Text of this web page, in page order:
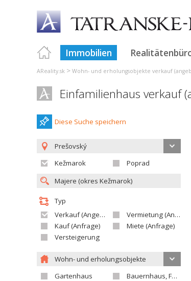
Immobilien
AReality.sk > Wohn- und erholungsobjekte verkauf
Einfamilienhaus verkauf
Diese Suche speichern
Prešovský
Kežmarok
Poprad
Typ
Verkauf (Angebot)
Vermietung (Angebot)
Kauf (Anfrage)
Miete (Anfrage)
Versteigerung
Wohn- und erholungsobjekte
Gartenhaus
Bauernhaus, Ferienhaus